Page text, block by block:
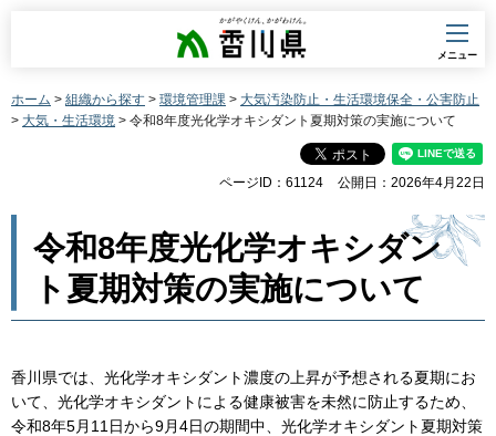
香川県
メニュー
ホーム > 組織から探す > 環境管理課 > 大気汚染防止・生活環境保全・公害防止
> 大気・生活環境 > 令和8年度光化学オキシダント夏期対策の実施について
ページID：61124 公開日：2026年4月22日
令和8年度光化学オキシダン
ト夏期対策の実施について
香川県では、光化学オキシダント濃度の上昇が予想される夏期にお
いて、光化学オキシダントによる健康被害を未然に防止するため、
令和8年5月11日から9月4日の期間中、光化学オキシダント夏期対策